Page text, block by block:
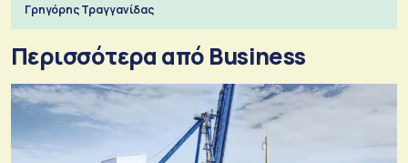
Γρηγόρης Τραγγανίδας
Περισσότερα από Business